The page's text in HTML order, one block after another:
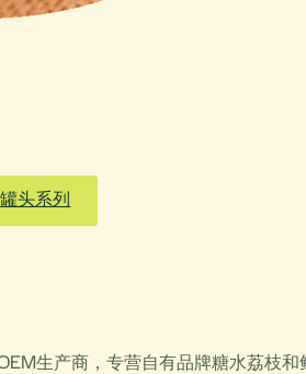
头系列
生产商，专营自有品牌糖水荔枝和